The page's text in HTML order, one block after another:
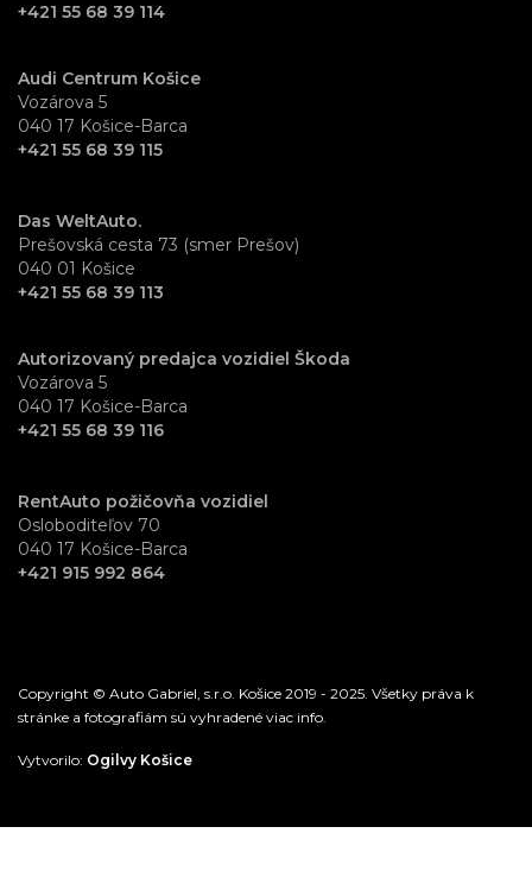
+421 55 68 39 114
Audi Centrum Košice
Vozárova 5
040 17 Košice-Barca
+421 55 68 39 115
Das WeltAuto.
Prešovská cesta 73 (smer Prešov)
040 01 Košice
+421 55 68 39 113
Autorizovaný predajca vozidiel Škoda
Vozárova 5
040 17 Košice-Barca
+421 55 68 39 116
RentAuto požičovňa vozidiel
Osloboditeľov 70
040 17 Košice-Barca
+421 915 992 864
Copyright © Auto Gabriel, s.r.o. Košice 2019 - 2025. Všetky práva k
stránke a fotografiám sú vyhradené viac info.
Vytvorilo: Ogilvy Košice